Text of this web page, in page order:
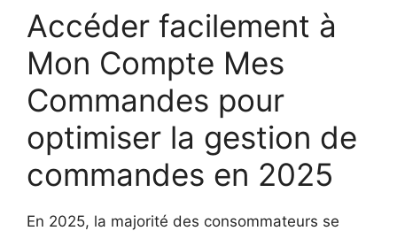
Accéder facilement à
Mon Compte Mes
Commandes pour
optimiser la gestion de
commandes en 2025
En 2025, la majorité des consommateurs se